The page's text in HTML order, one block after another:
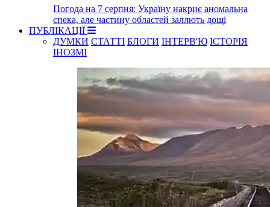
Погода на 7 серпня: Україну накриє аномальна
спека, але частину областей заллють дощі
ПУБЛІКАЦІЇ
ДУМКИ СТАТТІ БЛОГИ ІНТЕРВ'Ю ІСТОРІЯ
ІНОЗМІ